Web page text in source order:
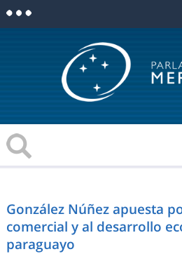
González Núñez apuesta
comercial y al desarrollo
paraguayo